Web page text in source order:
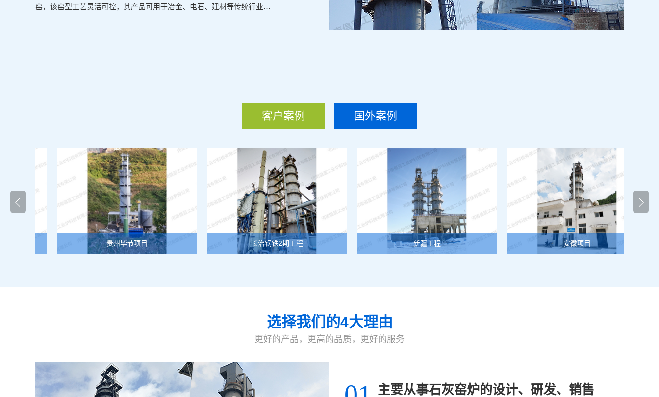
窑，该窑型工艺灵活可控，其产品可用于冶金、电石、建材等传统行业…
客户案例 国外案例
贵州毕节项目 长治钢铁2期工程 新疆工程 安徽项目
选择我们的4大理由
更好的产品，更高的品质，更好的服务
主要从事石灰窑炉的设计、研发、销售